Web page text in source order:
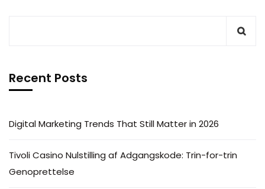
Recent Posts
Digital Marketing Trends That Still Matter in 2026
Tivoli Casino Nulstilling af Adgangskode: Trin-for-trin
Genoprettelse